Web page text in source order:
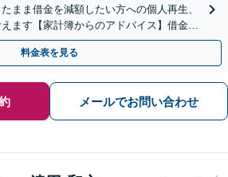
まま借金を減額したい方への個人再生、
ます【家計簿からのアドバイス】借金を
しましょう。
料金表を見る
メールでお問い合わせ